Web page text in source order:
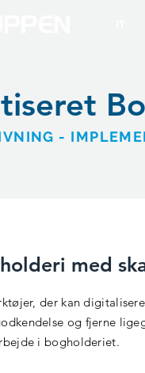
-
med
der kan
og fjerne
i bogholderiet.